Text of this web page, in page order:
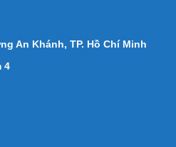
An Khánh, TP. Hồ Chí Minh
4